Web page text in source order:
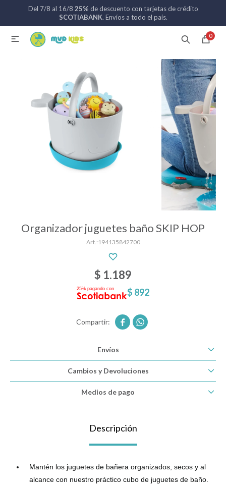
Del 7/8 al 16/8 25% de descuento con tarjetas de crédito
SCOTIABANK. Envíos a todo el país.
0

Organizador juguetes baño SKIP HOP
194135842700
$ 1.189
$ 892
 
Envíos
Cambios y Devoluciones
Medios de pago
Descripción
Mantén los juguetes de bañera organizados, secos y al
alcance con nuestro práctico cubo de juguetes de baño.
MI CUENTA
Catálogo Nuevos ingresos
Coches de bebé
Sillas de auto
Lactancia
Alimentación
Paseo y seguridad
Estimulación primera infancia
Lentes